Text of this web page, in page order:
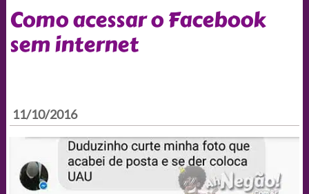
Como acessar o Facebook
sem internet
11/10/2016